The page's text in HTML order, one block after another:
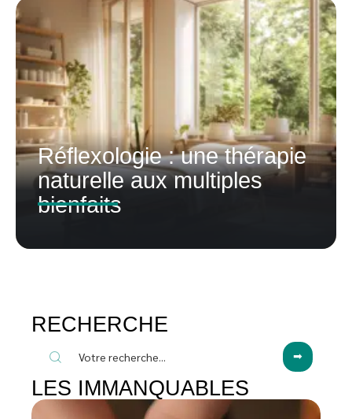
Réflexologie : une thérapie
naturelle aux multiples
bienfaits
RECHERCHE
LES IMMANQUABLES